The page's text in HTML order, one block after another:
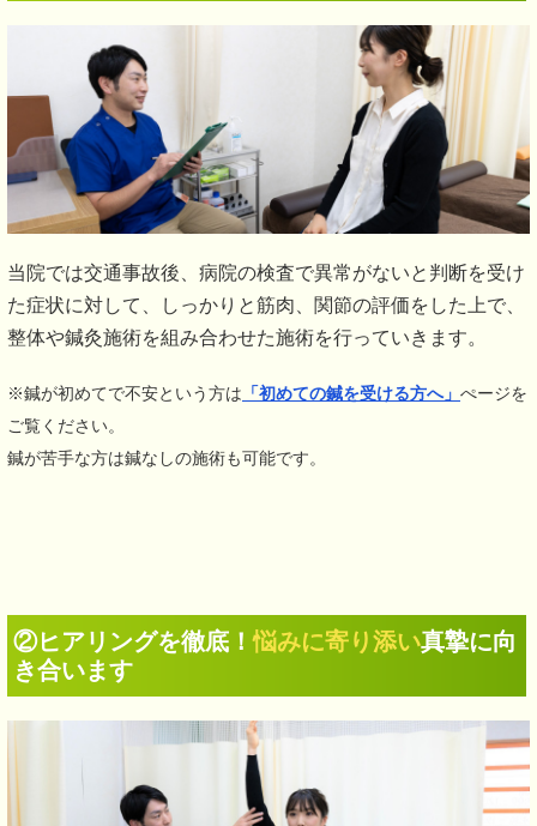
当院では交通事故後、病院の検査で異常がないと判断を受け
た症状に対して、しっかりと筋肉、関節の評価をした上で、
整体や鍼灸施術を組み合わせた施術を行っていきます。
※鍼が初めてで不安という方は 「初めての鍼を受ける方へ」 ぺージを
ご覧ください。
鍼が苦手な方は鍼なしの施術も可能です。
②ヒアリングを徹底！悩みに寄り添い真摯に向
き合います